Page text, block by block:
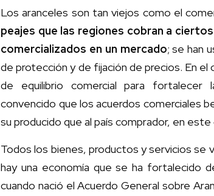
Los aranceles son tan viejos como el
peajes que las regiones cobran a
comercializados en un mercado; se han
de protección y de fijación de precios. En
de equilibrio comercial para fortalecer
convencido que los acuerdos comerciales
su producido que al país comprador, en
Todos los bienes, productos y servicios
hay una economía que se ha fortalecido
cuando nació el Acuerdo General sobre